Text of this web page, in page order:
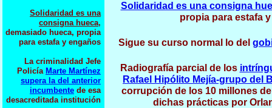
Solidaridad es una
consigna hueca,
demasiado hueca, propia
para estafa y engaños
La criminalidad Jefe
Policía Marte Martínez
supera la del anterior
incumbente de esa
desacreditada institución
Solidaridad es una consigna
propia para estafa
Sigue su curso normal lo del
Radiografía parcial de los
Rafael Hipólito Mejía-grupo del
corrupción de los 10 millones
dichas prácticas por